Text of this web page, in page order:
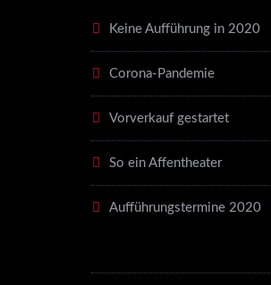
Keine Aufführung in 2020
Corona-Pandemie
Vorverkauf gestartet
So ein Affentheater
Aufführungstermine 2020